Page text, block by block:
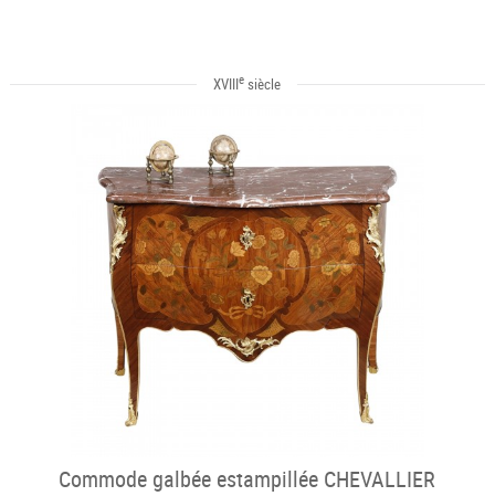
XVIIIe siècle
Commode galbée estampillée CHEVALLIER